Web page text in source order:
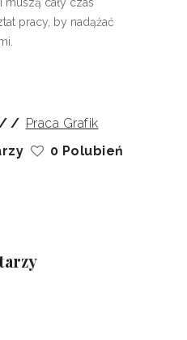
pracy, by nadążać
Praca Grafik
0 Polubień